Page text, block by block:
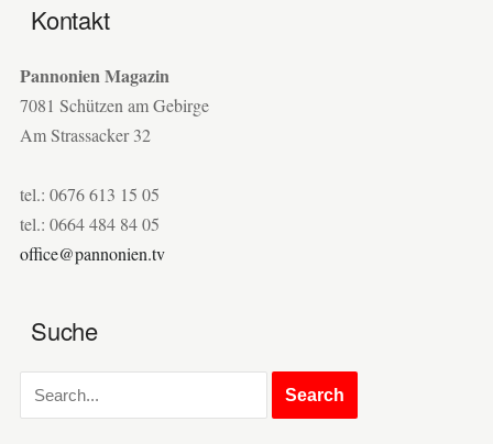
Kontakt
Pannonien Magazin
7081 Schützen am Gebirge
Am Strassacker 32
tel.: 0676 613 15 05
tel.: 0664 484 84 05
office@pannonien.tv
Suche